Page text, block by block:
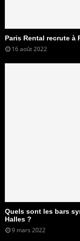
Paris Rental recrute à
16 août 2022
Quels sont les bars
Halles ?
9 mars 2022